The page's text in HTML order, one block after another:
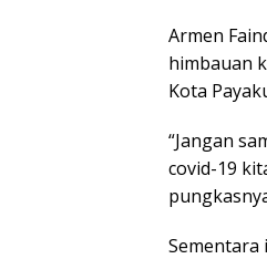
Armen
himbauan
Kota
“Jangan
covid-19
Sementara